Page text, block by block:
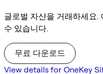
글로벌 자산을 거래하세요.
수 있습니다.
무료 다운로드
View details for OneKey